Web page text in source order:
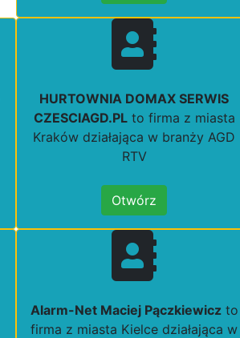
HURTOWNIA DOMAX SERWIS
CZESCIAGD.PLto firma z miasta
Kraków działająca w branży AGD
RTV
Otwórz
Alarm-Net Maciej Pączkiewiczto
firma z miasta Kielce działająca w